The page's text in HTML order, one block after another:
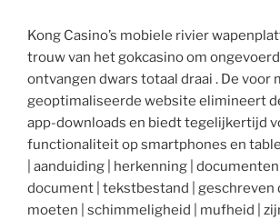
Kong Casino’s mobiele rivier
trouw van het gokcasino om
ontvangen dwars totaal draai . De voor
geoptimaliseerde website elimineert
app-downloads en biedt tegelijkertijd
functionaliteit op smartphones en
| aanduiding | herkenning | documenten
document | tekstbestand | geschreven
moeten | schimmeligheid | mufheid |